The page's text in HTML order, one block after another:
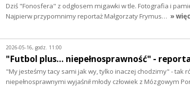
Dziś "Fonosfera" z odgłosem migawki w tle. Fotografia i
Najpierw przypomnimy reportaż Małgorzaty Frymus… »
2026-05-16, godz. 11:00
"Futbol plus... niepełnosprawność" -
"My jesteśmy tacy sami jak wy, tylko inaczej chodzimy" - tak
niepełnosprawnymi wyjaśnił młody człowiek z Mózgowym